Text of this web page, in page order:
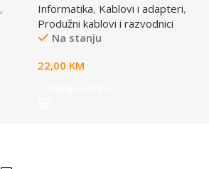
,
osigurač, prenaponska zaštita
Informatika, Kablovi i adapteri,
Produžni kablovi i razvodnici
Na stanju
22,00 KM